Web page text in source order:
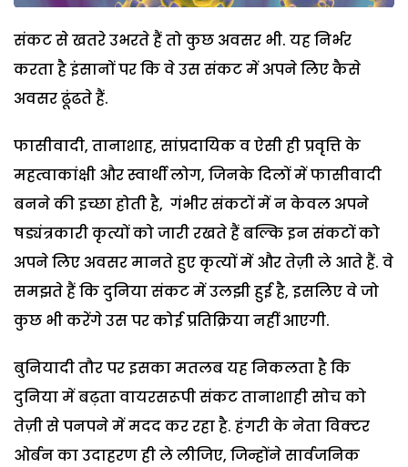
संकट से खतरे उभरते हैं तो कुछ अवसर भी. यह निर्भर
करता है इंसानों पर कि वे उस संकट में अपने लिए कैसे
अवसर ढूंढते हैं.
फासीवादी, तानाशाह, सांप्रदायिक व ऐसी ही प्रवृत्ति के
महत्वाकांक्षी और स्वार्थी लोग, जिनके दिलों में फासीवादी
बनने की इच्छा होती है, गंभीर संकटों में न केवल अपने
षड्यंत्रकारी कृत्यों को जारी रखते हैं बल्कि इन संकटों को
अपने लिए अवसर मानते हुए कृत्यों में और तेज़ी ले आते हैं. वे
समझते हैं कि दुनिया संकट में उलझी हुई है, इसलिए वे जो
कुछ भी करेंगे उस पर कोई प्रतिक्रिया नहीं आएगी.
बुनियादी तौर पर इसका मतलब यह निकलता है कि
दुनिया में बढ़ता वायरसरूपी संकट तानाशाही सोच को
तेज़ी से पनपने में मदद कर रहा है. हंगरी के नेता विक्टर
ओर्बन का उदाहरण ही ले लीजिए, जिन्होंने सार्वजनिक